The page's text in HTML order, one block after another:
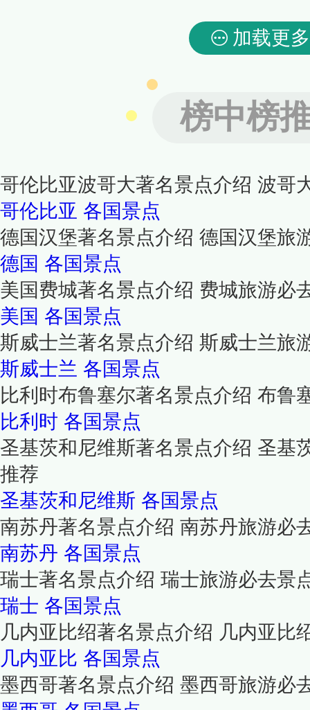
加载更多
榜中榜
哥伦比亚波哥大著名景点介绍 波哥
哥伦比亚 各国景点
德国汉堡著名景点介绍 德国汉堡旅
德国 各国景点
美国费城著名景点介绍 费城旅游必
美国 各国景点
斯威士兰著名景点介绍 斯威士兰旅
斯威士兰 各国景点
比利时布鲁塞尔著名景点介绍 布鲁
比利时 各国景点
圣基茨和尼维斯著名景点介绍 圣基
推荐
圣基茨和尼维斯 各国景点
南苏丹著名景点介绍 南苏丹旅游必
南苏丹 各国景点
瑞士著名景点介绍 瑞士旅游必去景
瑞士 各国景点
几内亚比绍著名景点介绍 几内亚比
几内亚比 各国景点
墨西哥著名景点介绍 墨西哥旅游必